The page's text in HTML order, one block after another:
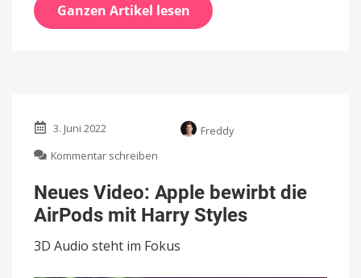
Ganzen Artikel lesen
3. Juni 2022
Freddy
Kommentar schreiben
Video:
Apple
bewirbt
AirPods
Neues Video: Apple bewirbt die
AirPods mit Harry Styles
3D Audio steht im Fokus